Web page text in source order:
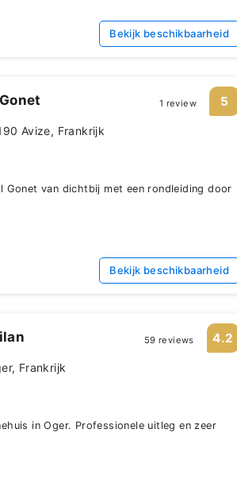
Bekijk beschikbaarheid
1 review 5
Avize, Frankrijk
Gonet van dichtbij met een rondleiding door
Bekijk beschikbaarheid
59 reviews 4.2
Frankrijk
in Oger. Professionele uitleg en zeer